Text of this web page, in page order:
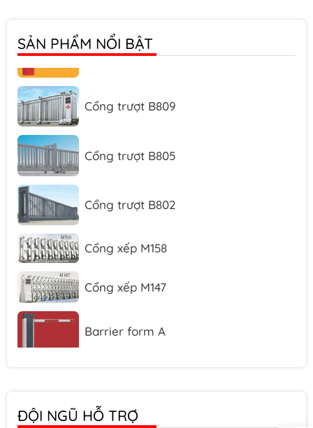
SẢN PHẨM NỔI BẬT
Barrier form D
Cổng trượt B809
Cổng trượt B805
Cổng trượt B802
Cổng xếp M158
Cổng xếp M147
Barrier form A
Cổng trượt B809
ĐỘI NGŨ HỖ TRỢ